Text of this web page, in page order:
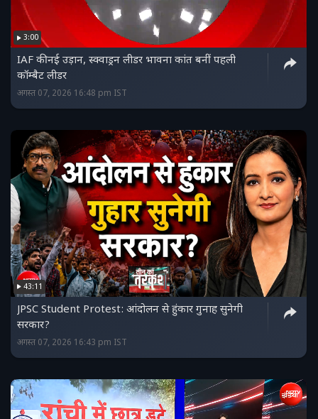
3:00
IAF की नई उड़ान, स्क्वाड्रन लीडर भावना कांत बनीं पहली
कॉम्बैट लीडर
अगस्त 07, 2026 16:48 pm IST
43:11
JPSC Student Protest: आंदोलन से हुंकार गुनाह सुनेगी
सरकार?
अगस्त 07, 2026 16:43 pm IST